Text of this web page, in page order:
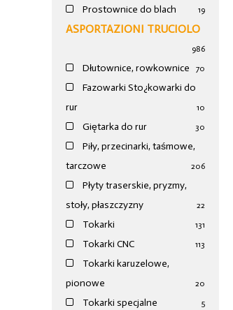
Prostownice do blach 19
ASPORTAZIONI TRUCIOLO
986
Dłutownice, rowkownice 70
Fazowarki Sto¿kowarki do
rur
10
Giętarka do rur 30
Piły, przecinarki, taśmowe,
tarczowe
206
Płyty traserskie, pryzmy,
stoły, płaszczyzny
22
Tokarki 131
Tokarki CNC 113
Tokarki karuzelowe,
pionowe
20
Tokarki specjalne 5